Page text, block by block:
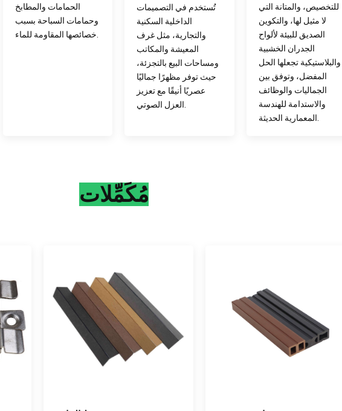
الحمامات والمطابخ
وحمامات السباحة بسبب
تُستخدم في التصميمات
الداخلية السكنية
والتجارية، مثل غرف
المعيشة والمكاتب
ومساحات البيع بالتجزئة،
حيث توفر مظهرًا جماليًا
عصريًا أنيقًا مع تعزيز
للتخصيص، والمتانة التي
لا مثيل لها، والتكوين
الصديق للبيئة لألواح
الجدران الخشبية
والبلاستيكية تجعلها الحل
المفضل، وتوفق بين
الجماليات والوظائف
والاستدامة للهندسة
مُكَمِّلات